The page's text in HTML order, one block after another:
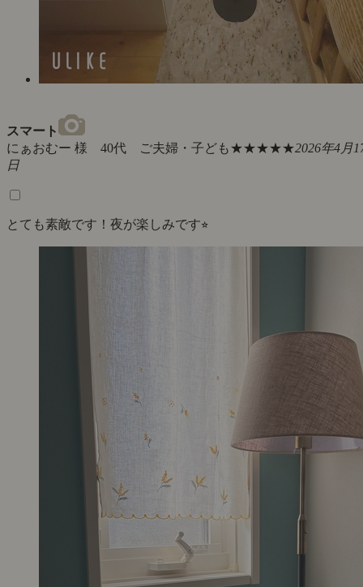
スマート
にぁおむー 様 40代 ご夫婦・子ども★★★★★2026年4月
日
とても素敵です！夜が楽しみです⭐︎